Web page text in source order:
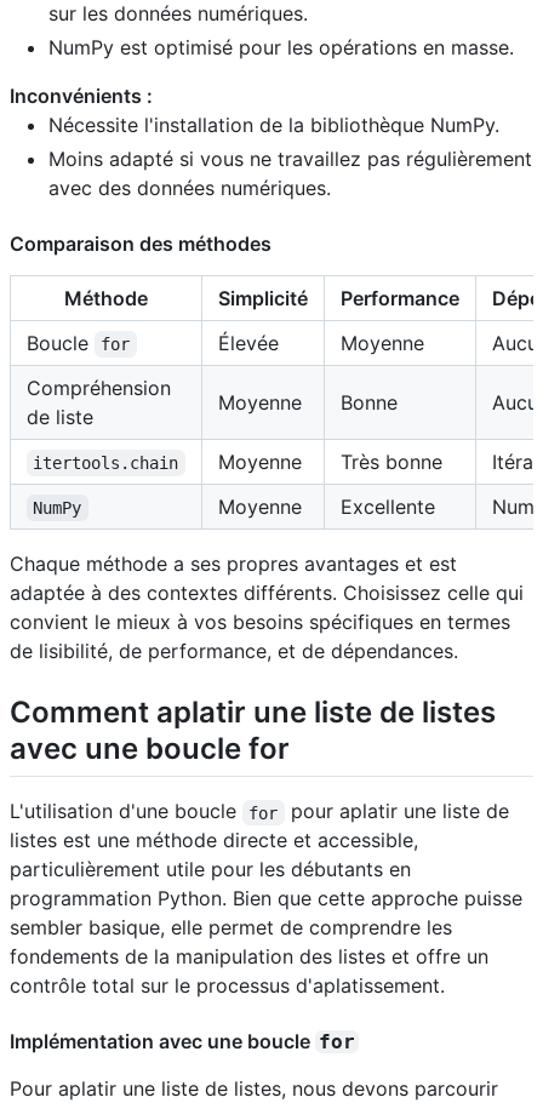
sur les données numériques.
NumPy est optimisé pour les opérations en masse.
Inconvénients :
Nécessite l'installation de la bibliothèque NumPy.
Moins adapté si vous ne travaillez pas régulièrement
avec des données numériques.
Comparaison des méthodes
Méthode Simplicité Performance
Boucle
for Élevée Moyenne
Compréhension
de liste
Moyenne Bonne
itertools.chain Moyenne Très bonne
NumPy Moyenne Excellente
Chaque méthode a ses propres avantages et est
adaptée à des contextes différents. Choisissez celle qui
convient le mieux à vos besoins spécifiques en termes
de lisibilité, de performance, et de dépendances.
Comment aplatir une liste de listes
avec une boucle for
L'utilisation d'une boucle for
pour aplatir une liste de
listes est une méthode directe et accessible,
particulièrement utile pour les débutants en
programmation Python. Bien que cette approche puisse
sembler basique, elle permet de comprendre les
fondements de la manipulation des listes et offre un
contrôle total sur le processus d'aplatissement.
Implémentation avec une boucle for
Pour aplatir une liste de listes, nous devons parcourir